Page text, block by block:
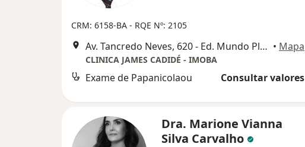
CRM: 6158-BA - RQE Nº: 2105
Av. Tancredo Neves, 620 - Ed. Mundo Plaza Sala 2708, Salvador • Mapa
CLINICA JAMES CADIDÉ - IMOBA
Exame de Papanicolaou Consultar valores
Dra. Marione Vianna
Silva Carvalho